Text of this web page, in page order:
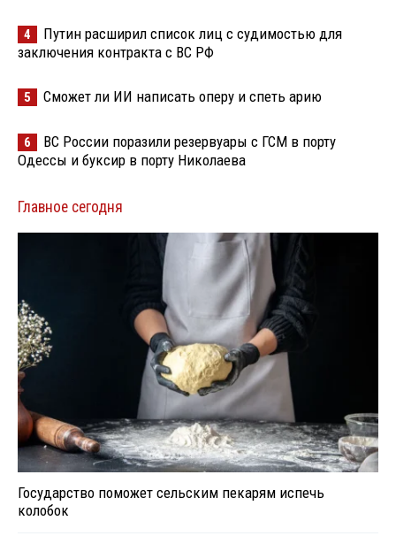
4
Путин расширил список лиц с судимостью для
заключения контракта с ВС РФ
5 Сможет ли ИИ написать оперу и спеть арию
6
ВС России поразили резервуары с ГСМ в порту
Одессы и буксир в порту Николаева
Главное сегодня
Государство поможет сельским пекарям испечь
колобок